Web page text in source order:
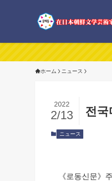
ホーム ニュース
전국
2022
2/13
ニュース
《로동신문》